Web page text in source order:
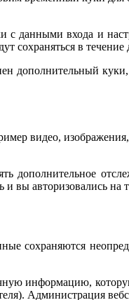
с данными входа и
сохраняться в
дополнительный
видео,
дополнительное
и вы авторизовались на
сохраняются
информацию,
Администрация